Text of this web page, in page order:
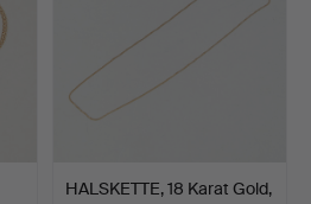
HALSKETTE, 18 Karat Gold,